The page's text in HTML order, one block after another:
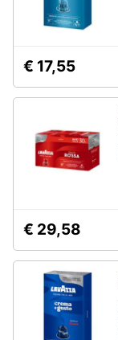
Macchina
Minipimer
Estrattore
Termoventilatore
Condizionatori
Caminetto
€ 17,55
€ 29,58